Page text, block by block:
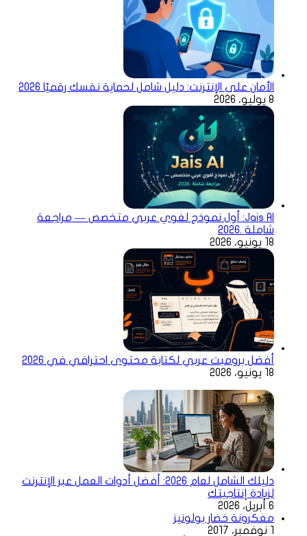
الأمان على الإنترنت: دليل شامل لحماية نفسك رقميًا 2026
8 يوليو، 2026
Jais AI: أول نموذج لغوي عربي متخصص — مراجعة
شاملة .2026
18 يونيو، 2026
أفضل برومبت عربي لكتابة محتوى احترافي في 2026
18 يونيو، 2026
دليلك الشامل لعام 2026: أفضل أدوات العمل عبر الإنترنت
لزيادة إنتاجيتك
6 أبريل، 2026
معكرونة خضار بولونيز
1 نوفمبر، 2017